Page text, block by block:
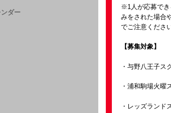
※1人が応募でき
みをされた場合
でご注意ください
【募集対象】
・与野八王子
・浦和駒場火
・レッズラン
ダー